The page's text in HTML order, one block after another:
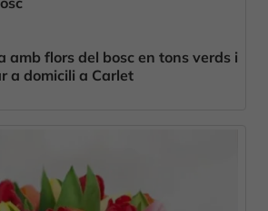
amb flors del bosc en tons verds i
a domicili a Carlet